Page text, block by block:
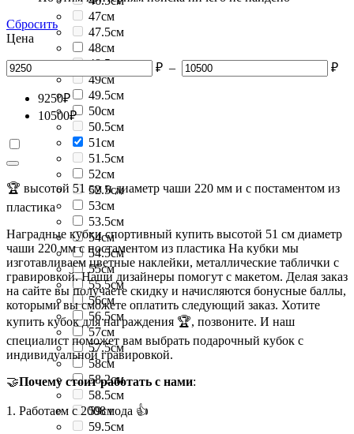
47см
47.5см
48см
48.5см
49см
49.5см
50см
50.5см
51см
51.5см
52см
52.5см
53см
53.5см
54см
54.5см
55см
55.5см
56см
56.5см
57см
57.5см
58см
58.2см
58.5см
59см
59.5см
Сбросить
Цена
₽ – ₽
9250₽
10500₽
🏆 высотой 51 см и диаметр чаши 220 мм и с постаментом из
пластика
Наградные кубки спортивный купить высотой 51 см диаметр
чаши 220 мм с постаментом из пластика На кубки мы
изготавливаем цветные наклейки, металлические таблички с
гравировкой. Наши дизайнеры помогут с макетом. Делая заказ
на сайте вы получаете скидку и начисляются бонусные баллы,
которыми вы сможете оплатить следующий заказ. Хотите
купить кубок для награждения 🏆, позвоните. И наш
специалист поможет вам выбрать подарочный кубок с
индивидуальной гравировкой.
🤝Почему стоит работать с нами:
1. Работаем с 2008 года 👍